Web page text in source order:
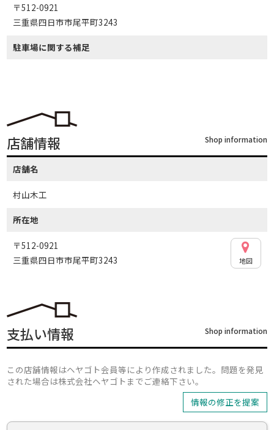
〒512-0921
三重県四日市市尾平町3243
駐車場に関する補足
店舗情報 Shop information
店舗名
村山木工
所在地
〒512-0921
三重県四日市市尾平町3243
地図
支払い情報 Shop information
この店舗情報はヘヤゴト会員等により作成されました。問題を発見
された場合は株式会社ヘヤゴトまでご連絡下さい。
情報の修正を提案